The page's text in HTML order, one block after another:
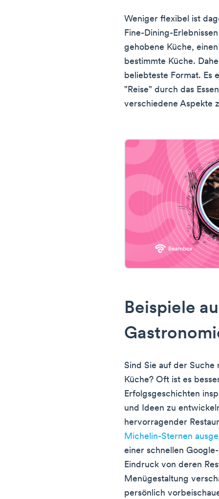
Weniger flexibel ist
Fine-Dining-
gehobene Küche,
bestimmte Küche.
beliebteste Format. Es
"Reise" durch das
verschiedene Aspekte
Beispiele
Sind Sie auf der Suche
Küche? Oft ist es
Erfolgsgeschichten
und Ideen zu
hervorragender
Michelin-Sternen
einer schnellen
Eindruck von deren
Menügestaltung
persönlich